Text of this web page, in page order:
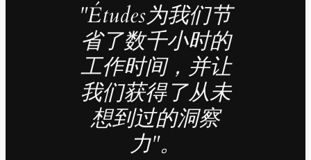
"Études为我们节
省了数千小时的
工作时间，并让
我们获得了从未
想到过的洞察
力"。